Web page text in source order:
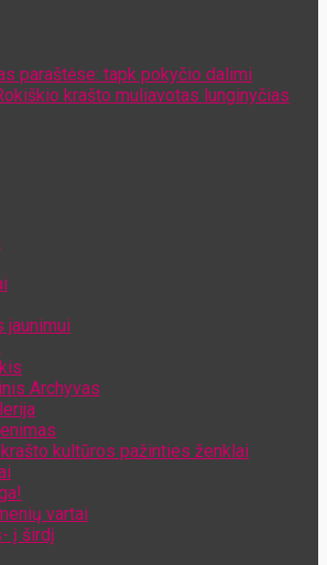
paraštėse: tapk pokyčio dalimi
krašto muliavotas lunginyčias
jaunimui
Archyvas
kultūros pažinties ženklai
vartai
į širdį